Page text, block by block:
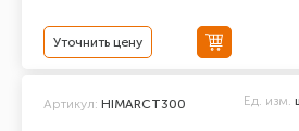
Уточнить цену
Артикул: HIMARCT300 Ед. изм.